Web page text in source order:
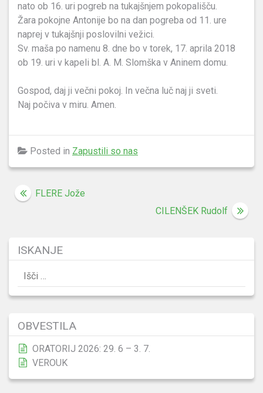
nato ob 16. uri pogreb na tukajšnjem pokopališču.
Žara pokojne Antonije bo na dan pogreba od 11. ure
naprej v tukajšnji poslovilni vežici.
Sv. maša po namenu 8. dne bo v torek, 17. aprila 2018
ob 19. uri v kapeli bl. A. M. Slomška v Aninem domu.
Gospod, daj ji večni pokoj. In večna luč naj ji sveti.
Naj počiva v miru. Amen.
Posted in Zapustili so nas
Navigacija
FLERE Jože
CILENŠEK Rudolf
ISKANJE
Išči:
OBVESTILA
ORATORIJ 2026: 29. 6 – 3. 7.
VEROUK